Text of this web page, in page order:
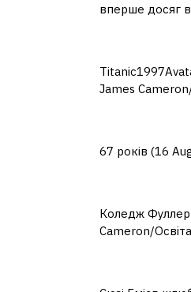
вперше досяг
James
67 років (16
Коледж
Cameron/Освіта